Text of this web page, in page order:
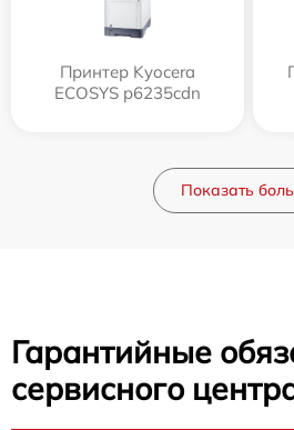
Принтер Kyocera
ECOSYS p6235cdn
Показать
Гарантийные
сервисного